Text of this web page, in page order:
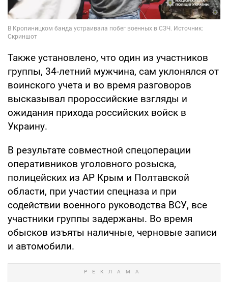
Также установлено, что один из участников
группы, 34-летний мужчина, сам уклонялся от
воинского учета и во время разговоров
высказывал пророссийские взгляды и
ожидания прихода российских войск в
Украину.
В результате совместной спецоперации
оперативников уголовного розыска,
полицейских из АР Крым и Полтавской
области, при участии спецназа и при
содействии военного руководства ВСУ, все
участники группы задержаны. Во время
обысков изъяты наличные, черновые записи
и автомобили.